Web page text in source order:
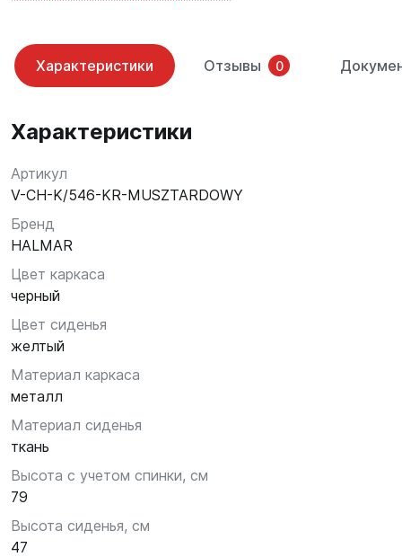
Характеристики Отзывы 0
Характеристики
Артикул
V-CH-K/546-KR-MUSZTARDOWY
Бренд
HALMAR
Цвет каркаса
черный
Цвет сиденья
желтый
Материал каркаса
металл
Материал сиденья
ткань
Высота с учетом спинки, см
79
Высота сиденья, см
47